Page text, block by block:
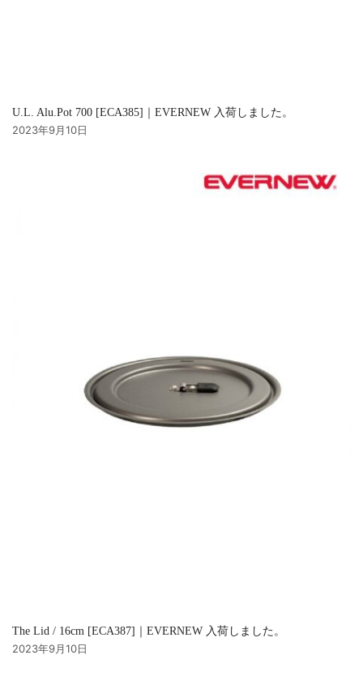
U.L. Alu.Pot 700 [ECA385]｜EVERNEW 入荷しました。
2023年9月10日
The Lid / 16cm [ECA387]｜EVERNEW 入荷しました。
2023年9月10日